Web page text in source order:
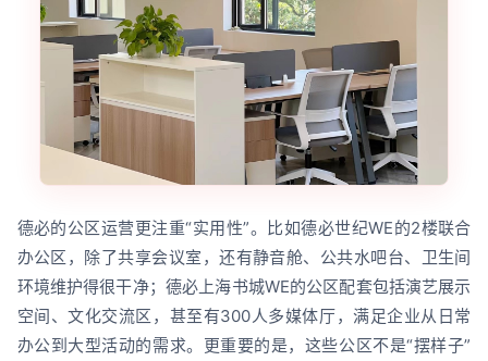
德必的公区运营更注重“实用性”。比如德必世纪WE的2楼联合
办公区，除了共享会议室，还有静音舱、公共水吧台、卫生间
环境维护得很干净；德必上海书城WE的公区配套包括演艺展示
空间、文化交流区，甚至有300人多媒体厅，满足企业从日常
办公到大型活动的需求。更重要的是，这些公区不是“摆样子”